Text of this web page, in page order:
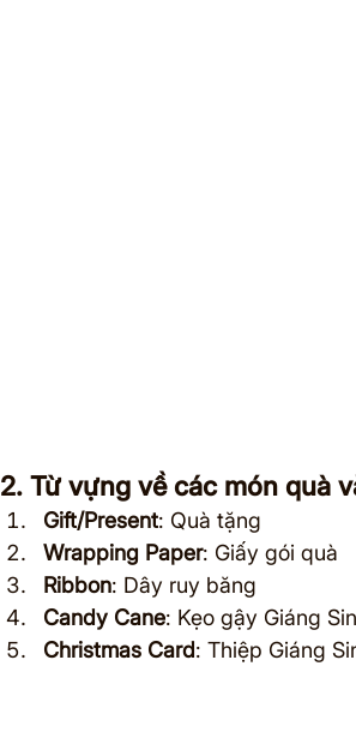
2. Từ vựng về các món quà
Gift/Present: Quà tặng
Wrapping Paper: Giấy gói quà
Ribbon: Dây ruy băng
Candy Cane: Kẹo gậy Giáng
Christmas Card: Thiệp Giáng